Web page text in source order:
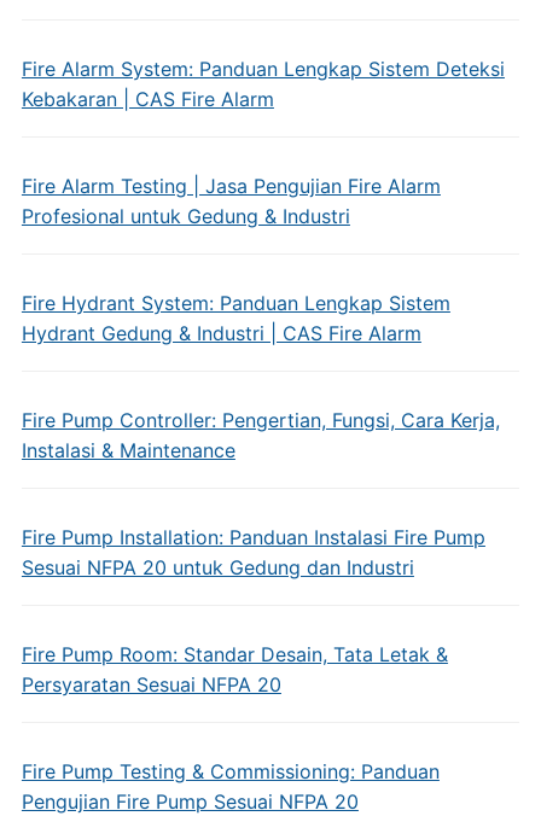
Fire Alarm System: Panduan Lengkap Sistem Deteksi
Kebakaran | CAS Fire Alarm
Fire Alarm Testing | Jasa Pengujian Fire Alarm
Profesional untuk Gedung & Industri
Fire Hydrant System: Panduan Lengkap Sistem
Hydrant Gedung & Industri | CAS Fire Alarm
Fire Pump Controller: Pengertian, Fungsi, Cara Kerja,
Instalasi & Maintenance
Fire Pump Installation: Panduan Instalasi Fire Pump
Sesuai NFPA 20 untuk Gedung dan Industri
Fire Pump Room: Standar Desain, Tata Letak &
Persyaratan Sesuai NFPA 20
Fire Pump Testing & Commissioning: Panduan
Pengujian Fire Pump Sesuai NFPA 20